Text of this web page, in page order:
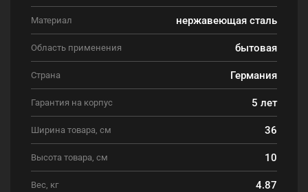
Материал нержавеющая сталь
Область применения бытовая
Страна Германия
Гарантия на корпус 5 лет
Ширина товара, см 36
Высота товара, см 10
Вес, кг 4.87